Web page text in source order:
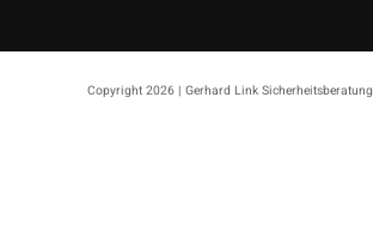
Copyright 2026 | Gerhard Link Sicherheitsberatung